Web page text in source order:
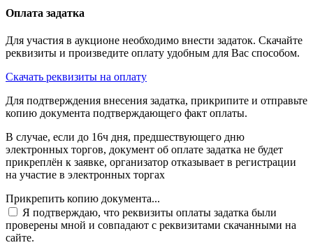
Оплата задатка
Для участия в аукционе необходимо внести задаток. Скачайте
реквизиты и произведите оплату удобным для Вас способом.
Скачать реквизиты на оплату
Для подтверждения внесения задатка, прикрипите и отправьте
копию документа подтверждающего факт оплаты.
В случае, если до 16ч дня, предшествующего дню
электронных торгов, документ об оплате задатка не будет
прикреплён к заявке, организатор отказывает в регистрации
на участие в электронных торгах
Прикрепить копию документа...
Я подтверждаю, что реквизиты оплаты задатка были
проверены мной и совпадают с реквизитами скачанными на
сайте.